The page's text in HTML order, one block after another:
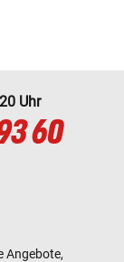
Uhr
60
Angebote,